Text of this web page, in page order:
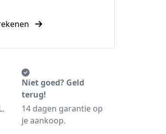
Niet goed? Geld
terug!
14 dagen garantie op
je aankoop.